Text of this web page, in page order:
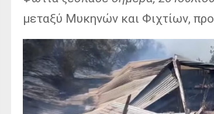
μεταξύ Μυκηνών και Φιχτίων,